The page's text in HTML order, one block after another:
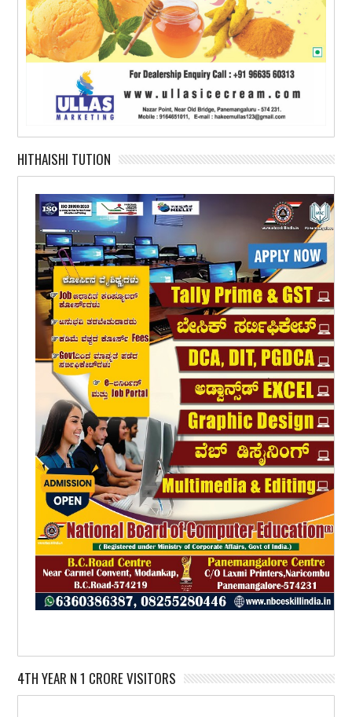
HITHAISHI TUTION
4TH YEAR N 1 CRORE VISITORS